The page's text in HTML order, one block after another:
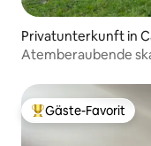
Privatunterkunft in
Atemberaubende
Beliebter Gäste-
Gäste-Favorit